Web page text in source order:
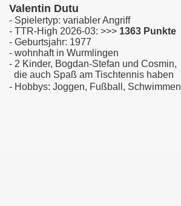
Valentin Dutu
- Spielertyp: variabler Angriff
- TTR-High 2026-03: >>> 1363 Punkte
- Geburtsjahr: 1977
- wohnhaft in Wurmlingen
- 2 Kinder, Bogdan-Stefan und Cosmin,
die auch Spaß am Tischtennis haben
- Hobbys: Joggen, Fußball, Schwimmen